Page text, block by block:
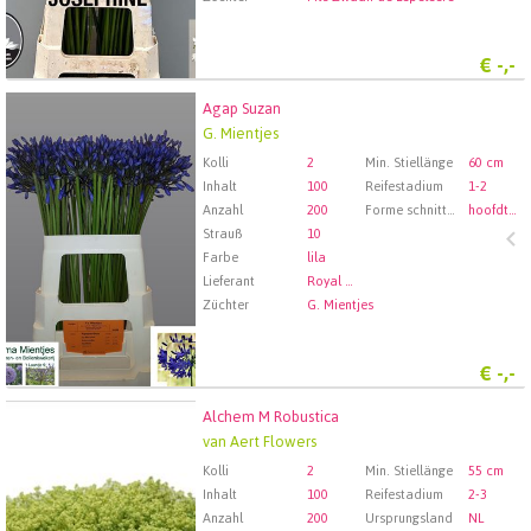
€ -,-
Agap Suzan
G. Mientjes
Kolli 2 Min. Stiellänge
60 cm
Inhalt
100 Reifestadium
1-2
Anzahl
200 Forme schnittblumen
hoofdtak
Strauß
10
Farbe
lila
Lieferant
Royal FloraHolland Aalsmeer
Züchter
G. Mientjes
€ -,-
Wählen Sie zuerst ein Abfartdatum.
Alchem M Robustica
van Aert Flowers
Kolli 2 Min. Stiellänge
55 cm
Inhalt
100 Reifestadium
2-3
Anzahl
200 Ursprungsland NL
Wählen Sie zuerst ein Abfartdatum.